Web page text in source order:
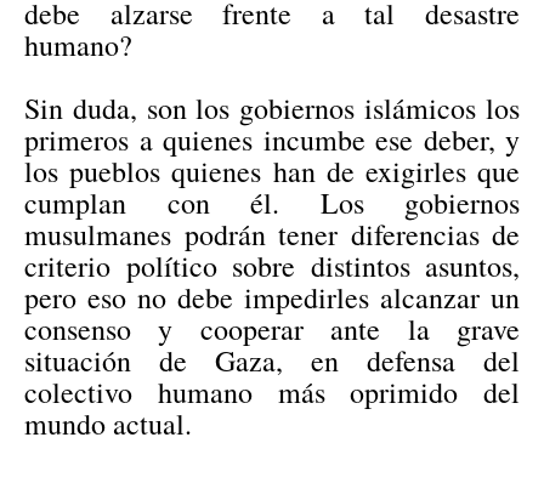
debe alzarse frente a tal desastre
humano?
Sin duda, son los gobiernos islámicos los
primeros a quienes incumbe ese deber, y
los pueblos quienes han de exigirles que
cumplan con él. Los gobiernos
musulmanes podrán tener diferencias de
criterio político sobre distintos asuntos,
pero eso no debe impedirles alcanzar un
consenso y cooperar ante la grave
situación de Gaza, en defensa del
colectivo humano más oprimido del
mundo actual.